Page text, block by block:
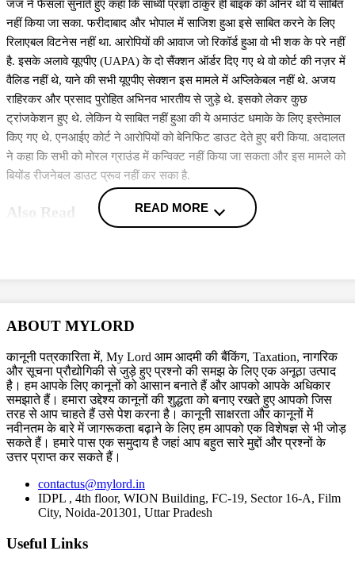
जज ने फैसला सुनाते हुए कहा कि साध्वी प्रज्ञा ठाकुर ही बाइक की ओनर थी ये साबित
नहीं किया जा सका. फरीदाबाद और भोपाल में साजिश हुआ इसे साबित करने के लिए
रिलाएबल विटनेस नहीं था. आरोपियों की आवाज जो रिकॉर्ड हुआ वो भी शक के परे नहीं
है. इसके अलावे यूएपीए (UAPA) के दो सैंक्शन ऑर्डर दिए गए थे वो कोर्ट की नज़र में
वैलिड नहीं थे, याने की सभी यूएपीए सेक्शन इस मामले में अप्लिकेबल नहीं थे. अजय
राहिरकर और प्रसाद पुरोहित अभिनव भारतीय से जुड़े थे. इसको लेकर कुछ
ट्रांजकेशन हुए थे. लेकिन ये साबित नहीं हुआ की ये अमाउंट धमाके के लिए इस्तेमाल
किए गए थे. एनआईए कोर्ट ने आरोपियों को बेनिफिट डाउट देते हुए बरी किया. अदालत
ने कहा कि सभी को मोरल ग्राउंड में कन्विक्ट नहीं किया जा सकता और इस मामले को
बियोंड रीजनेबल डाउट प्रूव नहीं कर सका है.
Also Read
NIA की वो दलीलें जिसे सुनकर Delhi Court ने तहव्वुर राणा की कस्टडी
More News
Topics
Malegaon Blast case NIA court
Trending in Hindi
READ MORE
ABOUT MYLORD
कानूनी पत्रकारिता में, My Lord आम आदमी की बैंकिंग, Taxation, नागरिक
और सूचना प्रौद्योगिकी से जुड़े हुए प्रश्नो की समझ के लिए एक अनूठा उत्पाद
है। हम आपके लिए कानूनों को आसान बनाते हैं और आपको आपके अधिकार
समझाते हैं। हमारा उद्देश्य कानूनों की शुद्धता को बनाए रखते हुए आपको जिस
तरह से आप चाहते हैं उसे पेश करना है। कानूनी साक्षरता और कानूनों में
नवीनतम के बारे में जागरूकता बढ़ाने के लिए हम आपको एक विशेषज्ञ से भी जोड़
सकते हैं। हमारे पास एक समुदाय है जहां आप बहुत सारे मुद्दों और प्रश्नों के
उत्तर प्राप्त कर सकते हैं।
contactus@mylord.in
IDPL , 4th floor, WION Building, FC-19, Sector 16-A, Film
City, Noida-201301, Uttar Pradesh
Useful Links